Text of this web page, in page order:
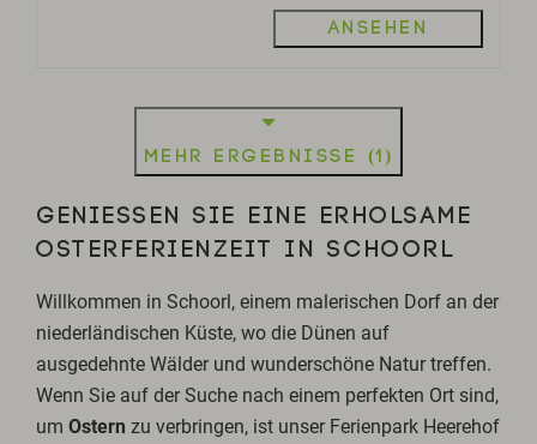
Ansehen
Mehr Ergebnisse (1)
GENIESSEN SIE EINE ERHOLSAME
OSTERFERIENZEIT IN SCHOORL
Willkommen in Schoorl, einem malerischen Dorf an der
niederländischen Küste, wo die Dünen auf
ausgedehnte Wälder und wunderschöne Natur treffen.
Wenn Sie auf der Suche nach einem perfekten Ort sind,
umOstern zu verbringen, ist unser Ferienpark Heerehof